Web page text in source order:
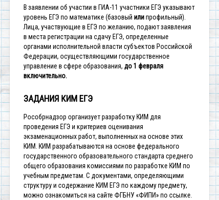
В заявлении об участии в ГИА-11 участники ЕГЭ указывают
уровень ЕГЭ по математике (базовый илипрофильный).
Лица, участвующие в ЕГЭ по желанию, подают заявления
в места регистрации на сдачу ЕГЭ, определенные
органами исполнительной власти субъектов Российской
Федерации, осуществляющими государственное
управление в сфере образования, до 1 февраля
включительно.
ЗАДАНИЯ КИМ ЕГЭ
Рособрнадзор организует разработку КИМ для
проведения ЕГЭ и критериев оценивания
экзаменационных работ, выполненных на основе этих
КИМ. КИМ разрабатываются на основе федерального
государственного образовательного стандарта среднего
общего образования комиссиями по разработке КИМ по
учебным предметам. С документами, определяющими
структуру и содержание КИМ ЕГЭ по каждому предмету,
можно ознакомиться на сайте ФГБНУ «ФИПИ»по ссылке.